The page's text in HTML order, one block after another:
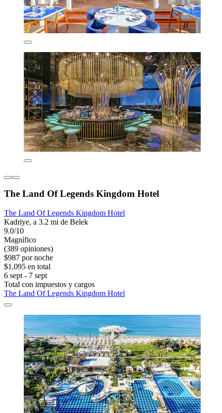
The Land Of Legends Kingdom Hotel
The Land Of Legends Kingdom Hotel
Kadriye, a 3.2 mi de Belek
9.0/10
Magnífico
(389 opiniones)
$987 por noche
$1,095 en total
6 sept - 7 sept
Total con impuestos y cargos
The Land Of Legends Kingdom Hotel